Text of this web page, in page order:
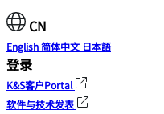
CN
English简体中文 日本語
登录
K&S客户Portal
软件与技术发表